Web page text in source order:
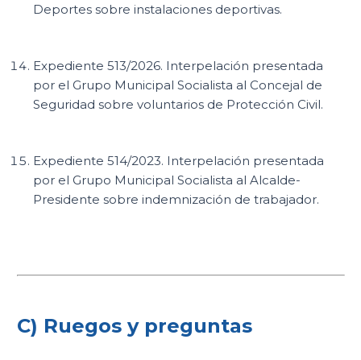
Deportes sobre instalaciones deportivas.
Expediente 513/2026. Interpelación presentada
por el Grupo Municipal Socialista al Concejal de
Seguridad sobre voluntarios de Protección Civil.
Expediente 514/2023. Interpelación presentada
por el Grupo Municipal Socialista al Alcalde-
Presidente sobre indemnización de trabajador.
C) Ruegos y preguntas